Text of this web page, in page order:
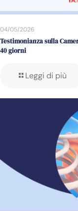
04/05/2026
Testimonianza sulla
40 giorni
Leggi di più